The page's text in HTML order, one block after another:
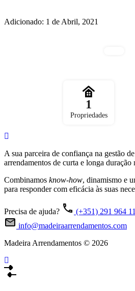
Adicionado: 1 de Abril, 2021
1
Propriedades
A sua parceira de confiança na gestão
arrendamentos de curta e longa
Combinamos know-how, dinamismo e
para responder com eficácia às suas
Precisa de ajuda? (+351) 291 964
info@madeiraarrendamentos.com
Madeira Arrendamentos © 2026